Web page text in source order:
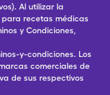
Al utilizar la
recetas médicas
y Condiciones,
y-condiciones. Los
comerciales de
de sus respectivos